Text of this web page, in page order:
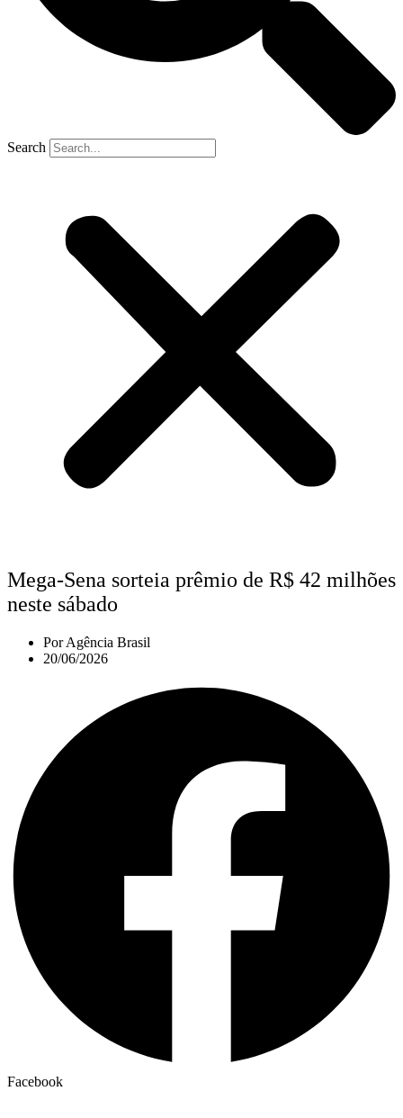
Search
Mega-Sena sorteia prêmio de R$ 42 milhões
neste sábado
PorAgência Brasil
20/06/2026
Facebook